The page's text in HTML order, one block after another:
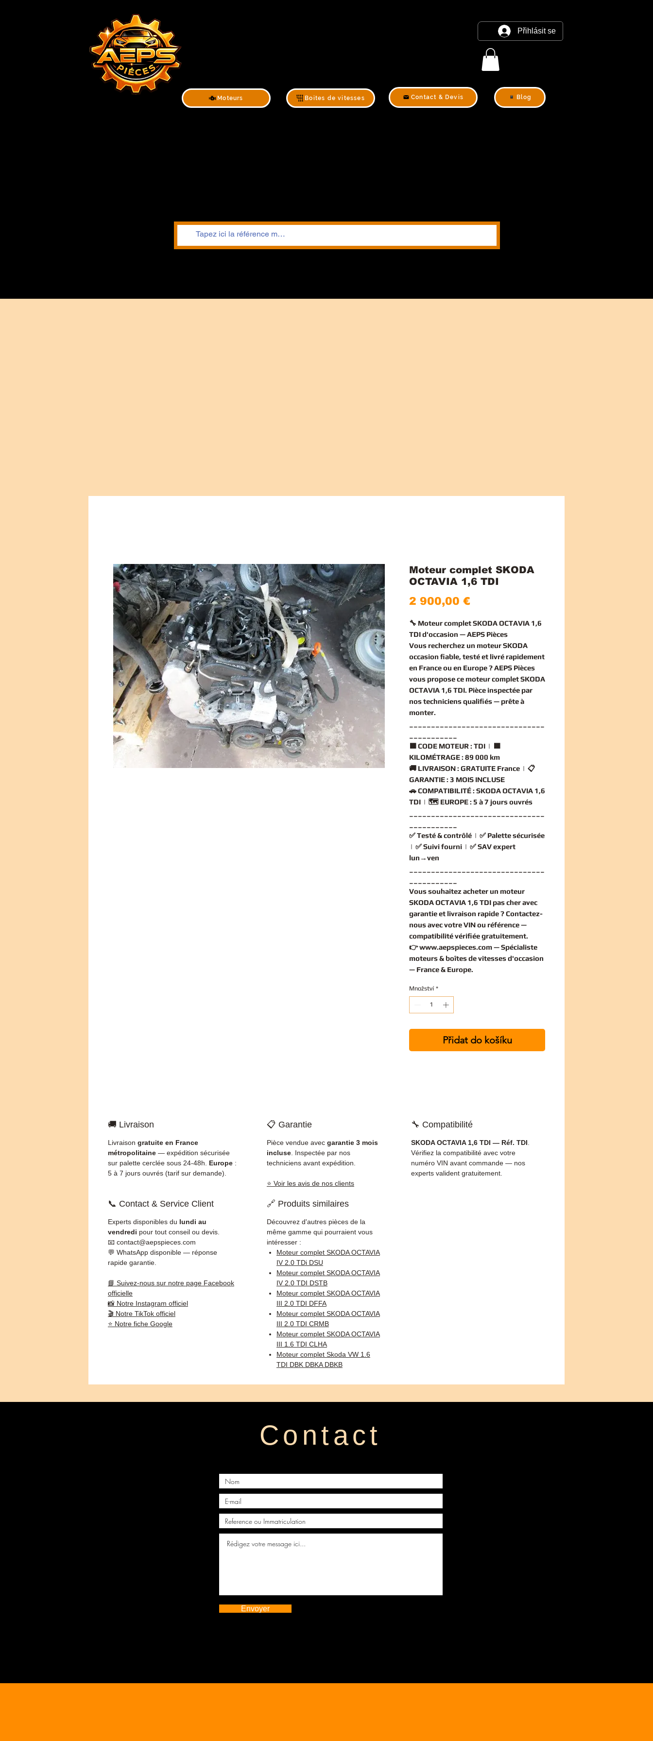
Moteurs Boites de vitesses
Přihlásit se
Contact & Devis Blog
Moteur complet SKODA
OCTAVIA 1,6 TDI
2 900,00 €Cena
🔧 Moteur complet SKODA OCTAVIA 1,6
TDI d'occasion — AEPS Pièces
Vous recherchez un moteur SKODA
occasion fiable, testé et livré rapidement
en France ou en Europe ? AEPS Pièces
vous propose ce moteur complet SKODA
OCTAVIA 1,6 TDI. Pièce inspectée par
nos techniciens qualifiés — prête à
monter.
🟧CODE MOTEUR : TDI | 🟧
KILOMÉTRAGE : 89 000 km
🚚 LIVRAISON : GRATUITE France | 📋
GARANTIE : 3 MOIS INCLUSE
🚗COMPATIBILITÉ : SKODA OCTAVIA 1,6
TDI | 🗺️ EUROPE : 5 à 7 jours ouvrés
✅Testé & contrôlé | ✅ Palette sécurisée
| ✅Suivi fourni | ✅SAV expert
lun→ven
Vous souhaitez acheter un moteur
SKODA OCTAVIA 1,6 TDI pas cheravec
garantie et livraison rapide ? Contactez-
nous avec votre VIN ou référence —
compatibilité vérifiéegratuitement.
👉www.aepspieces.com— Spécialiste
moteurs & boîtes de vitesses d'occasion
— France & Europe.
Množství *
Přidat do košíku
🚚 Livraison
Livraison gratuite en France
métropolitaine — expédition sécurisée
sur palette cerclée sous 24-48h. Europe :
5 à 7 jours ouvrés (tarif sur demande).
📋 Garantie
Pièce vendue avec garantie 3 mois
incluse . Inspectée par nos
techniciens avant expédition.
⭐ Voir les avis de nos clients
🔧 Compatibilité
SKODA OCTAVIA 1,6 TDI — Réf. TDI
Vérifiez la compatibilité avec votre
numéro VIN avant commande — nos
experts valident gratuitement.
📞 Contact & Service Client
Experts disponibles du lundi au
vendredi pour tout conseil ou devis.
📧 contact@aepspieces.com
💬 WhatsApp disponible — réponse
rapide garantie.
📘 Suivez-nous sur notre page Facebook
officielle
📸 Notre Instagram officiel
🎬 Notre TikTok officiel
⭐ Notre fiche Google
🔗 Produits similaires
Découvrez d'autres pièces de la
même gamme qui pourraient vous
intéresser :
Moteur complet SKODA OCTAVIA
IV 2.0 TDi DSU
Moteur complet SKODA OCTAVIA
IV 2.0 TDI DSTB
Moteur complet SKODA OCTAVIA
III 2.0 TDI DFFA
Moteur complet SKODA OCTAVIA
III 2.0 TDI CRMB
Moteur complet SKODA OCTAVIA
III 1.6 TDI CLHA
Moteur complet Skoda VW 1.6
TDI DBK DBKA DBKB
Contact
Envoyer